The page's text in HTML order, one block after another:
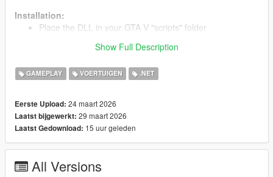
Installation:
Place the DLL in your GTA V "scripts" folder
Credits:Developed by M_Salem
Show Full Description
GAMEPLAY VOERTUIGEN .NET
Eerste Upload: 24 maart 2026
Laatst bijgewerkt: 29 maart 2026
Laatst Gedownload: 15 uur geleden
All Versions